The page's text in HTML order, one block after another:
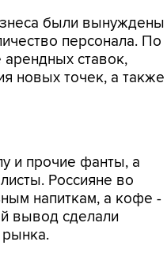
были вынуждены
персонала. По
ставок,
новых точек, а также
и прочие фанты, а
Россияне во
напиткам, а кофе -
вывод сделали
рынка.